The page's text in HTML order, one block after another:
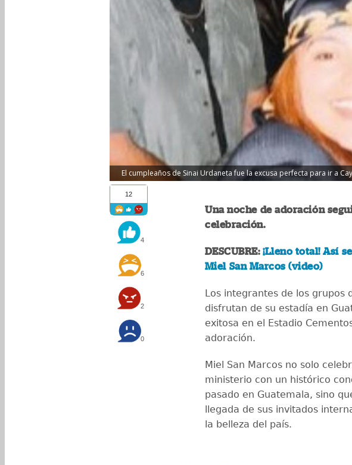
El cumpleaños de Sinai Urdaneta fue la excusa perfecta para ir a
12
4
6
2
0
Una noche de adoración
celebración.
DESCUBRE:¡Lleno total! Así
Miel San Marcos (video)
Los integrantes de los grupos
disfrutan de su estadía en
exitosa en el Estadio
adoración.
Miel San Marcos no solo
ministerio con un histórico
pasado en Guatemala, sino
llegada de sus invitados
la belleza del país.